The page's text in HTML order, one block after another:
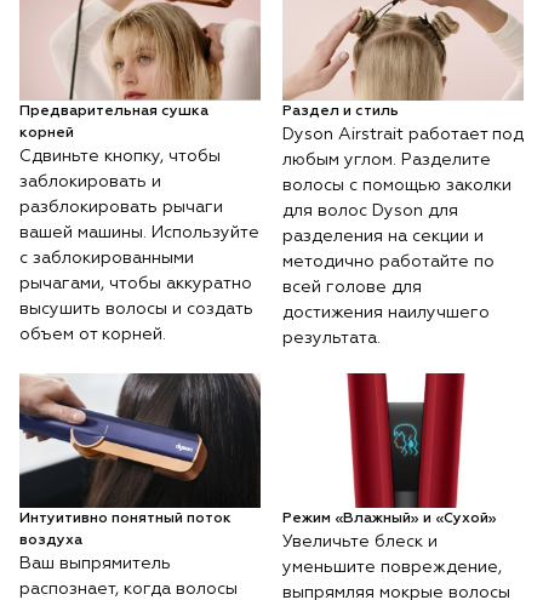
Предварительная сушка
корней
Сдвиньте кнопку, чтобы
заблокировать и
разблокировать рычаги
вашей машины. Используйте
с заблокированными
рычагами, чтобы аккуратно
высушить волосы и создать
объем от корней.
Раздел и стиль
Dyson Airstrait работает под
любым углом. Разделите
волосы с помощью заколки
для волос Dyson для
разделения на секции и
методично работайте по
всей голове для
достижения наилучшего
результата.
Интуитивно понятный поток
воздуха
Ваш выпрямитель
распознает, когда волосы
Режим «Влажный» и «Сухой»
Увеличьте блеск и
уменьшите повреждение,
выпрямляя мокрые волосы